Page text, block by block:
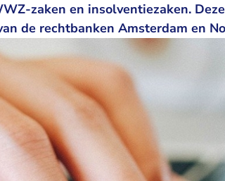
zaken en insolventiezaken.
de rechtbanken Amsterdam en